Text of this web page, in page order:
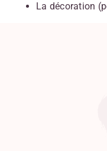
La décoration